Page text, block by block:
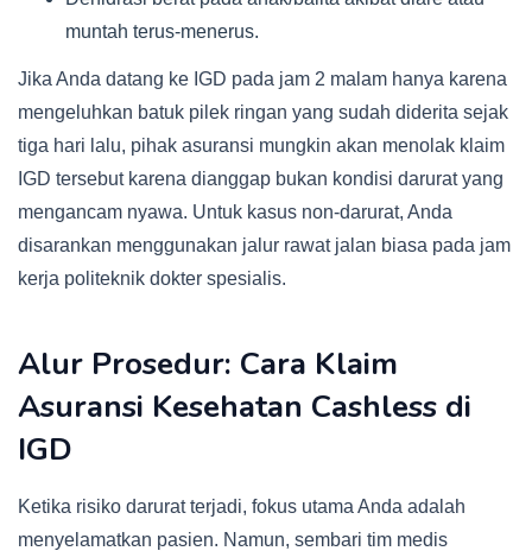
muntah terus-menerus.
Jika Anda datang ke IGD pada jam 2 malam hanya karena
mengeluhkan batuk pilek ringan yang sudah diderita sejak
tiga hari lalu, pihak asuransi mungkin akan menolak klaim
IGD tersebut karena dianggap bukan kondisi darurat yang
mengancam nyawa. Untuk kasus non-darurat, Anda
disarankan menggunakan jalur rawat jalan biasa pada jam
kerja politeknik dokter spesialis.
Alur Prosedur: Cara Klaim
Asuransi Kesehatan Cashless di
IGD
Ketika risiko darurat terjadi, fokus utama Anda adalah
menyelamatkan pasien. Namun, sembari tim medis